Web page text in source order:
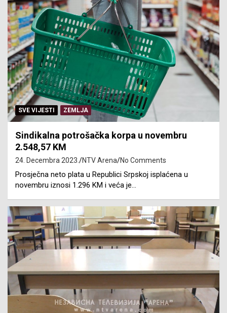
SVE VIJESTI ZEMLJA
Sindikalna potrošačka korpa u novembru
2.548,57 KM
24. Decembra 2023. NTV Arena No Comments
Prosječna neto plata u Republici Srpskoj isplaćena u
novembru iznosi 1.296 KM i veća je…